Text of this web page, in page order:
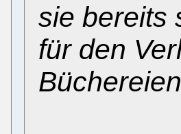
sie bereits
für den